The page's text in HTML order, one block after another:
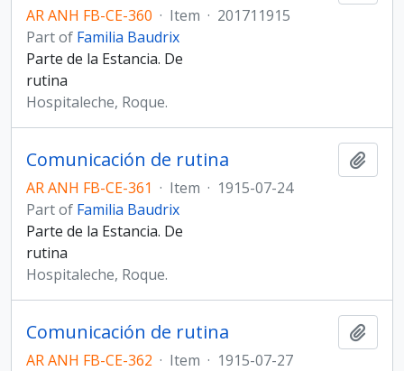
AR ANH FB-CE-360 · Item · 201711915
Part of Familia Baudrix
Parte de la Estancia. De
rutina
Hospitaleche, Roque.
Comunicación de rutina
AR ANH FB-CE-361 · Item · 1915-07-24
Part of Familia Baudrix
Parte de la Estancia. De
rutina
Hospitaleche, Roque.
Comunicación de rutina
AR ANH FB-CE-362 · Item · 1915-07-27